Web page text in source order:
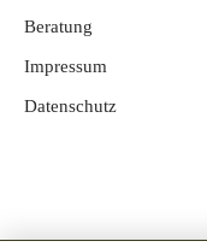
Beratung
Impressum
Datenschutz